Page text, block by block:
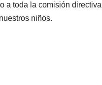
a toda la comisión
niños.